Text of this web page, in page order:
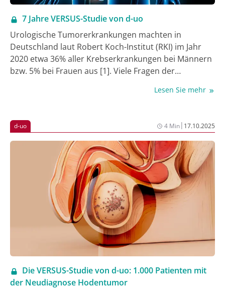
7 Jahre VERSUS-Studie von d-uo
Urologische Tumorerkrankungen machten in
Deutschland laut Robert Koch-Institut (RKI) im Jahr
2020 etwa 36% aller Krebserkrankungen bei Männern
bzw. 5% bei Frauen aus [1]. Viele Fragen der
dieser Tumorerkrankungen sind in Deutschland
die Erfassung und wissenschaftliche Auswertung der
Versorgungsqualität urologischer
Tumorerkrankungen ist deren standardisierte
Dokumentation [2].
Lesen Sie mehr
d-uo 4 Min| 17.10.2025
Die VERSUS-Studie von d-uo: 1.000 Patienten mit
der Neudiagnose Hodentumor